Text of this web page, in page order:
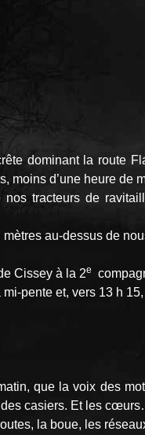
dominant la route
moins d’une heure de
tracteurs de
au-dessus de
Cissey à la 2e
pente et, vers 13 h
que la voix des
des casiers. Et les
la boue, les